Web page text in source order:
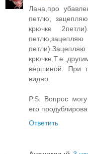
Лана,про
петлю,
крючке
вершиной. При
видно.
P.S. Вопрос
его
Ответить